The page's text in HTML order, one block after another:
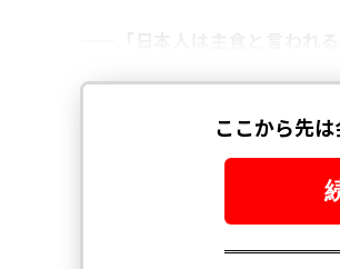
——「日本人は主食と言われ